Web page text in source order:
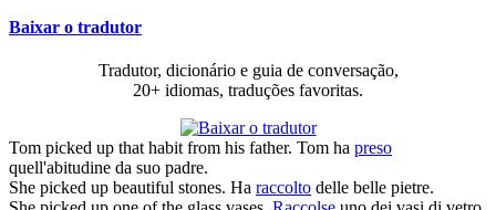
Baixar o tradutor
Tradutor, dicionário e guia de conversação,
20+ idiomas, traduções favoritas.
Tom picked up that habit from his father. Tom ha preso
quell'abitudine da suo padre.
She picked up beautiful stones. Ha raccolto delle belle pietre.